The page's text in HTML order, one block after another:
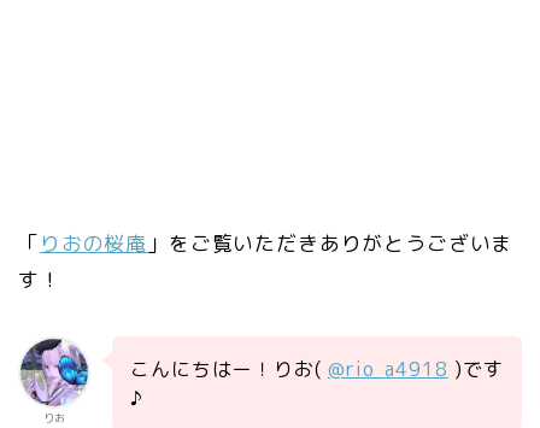
「 りおの桜庵 」をご覧いただきありがとうございま
す！
りお
こんにちはー！りお( @rio_a4918 )です
♪